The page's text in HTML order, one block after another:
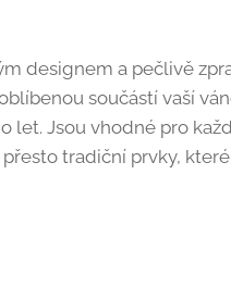
designem a pečlivě
součástí vaší
let. Jsou vhodné pro
tradiční prvky,